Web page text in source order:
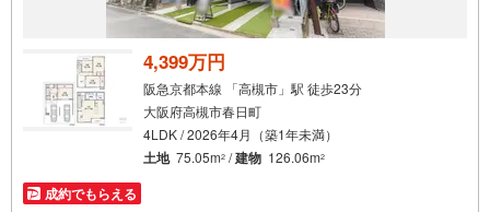
4,399万円
阪急京都本線 「高槻市」駅 徒歩23分
大阪府高槻市春日町
4LDK / 2026年4月（築1年未満）
土地 75.05m2 /建物 126.06m2
成約でもらえる